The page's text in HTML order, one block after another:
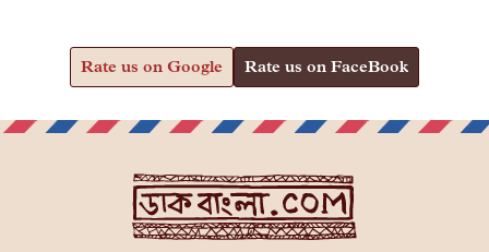
Rate us on Google Rate us on FaceBook